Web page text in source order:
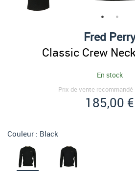
Fred
Classic Crew
En stock
Prix de vente recommandé :
185,00 €
Couleur : Black